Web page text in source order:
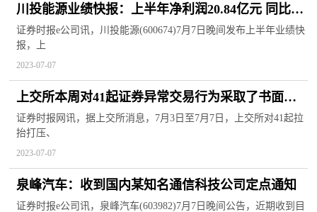
川投能源业绩快报：上半年净利润20.84亿元 同比增
长33.61%
证券时报e公司讯，川投能源(600674)7月7日晚间发布上半年业绩快
报，上
2023-07-07
上交所本周对41起证券异常交易行为采取了书面警
示等监管措施
证券时报网讯，据上交所消息，7月3日至7月7日，上交所对41起拉
抬打压、
2023-07-07
泉峰汽车：收到国内某知名通信科技公司定点通知
证券时报e公司讯，泉峰汽车(603982)7月7日晚间公告，近期收到目